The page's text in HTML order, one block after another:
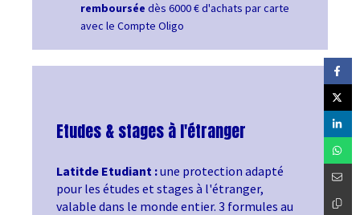
remboursée dès 6000 € d'achats par carte
avec le Compte Oligo
Etudes & stages à l'étranger
Latitde Etudiant :une protection adapté
pour les études et stages à l'étranger,
valable dans le monde entier. 3 formules au